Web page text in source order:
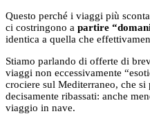
Questo perché i viaggi più
ci costringono a partire
identica a quella che
Stiamo parlando di offerte di
viaggi non eccessivamente
crociere sul Mediterraneo, che si
decisamente ribassati: anche
viaggio in nave.